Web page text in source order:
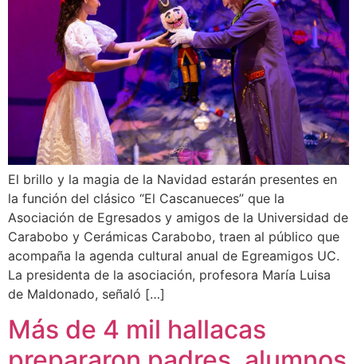
El brillo y la magia de la Navidad estarán presentes en
la función del clásico “El Cascanueces” que la
Asociación de Egresados y amigos de la Universidad de
Carabobo y Cerámicas Carabobo, traen al público que
acompaña la agenda cultural anual de Egreamigos UC.
La presidenta de la asociación, profesora María Luisa
de Maldonado, señaló […]
Más de 4 mil hallacas